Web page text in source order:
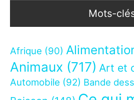
Mots-
Afrique (90)
Animaux (717) Art et
Automobile (92) Bande